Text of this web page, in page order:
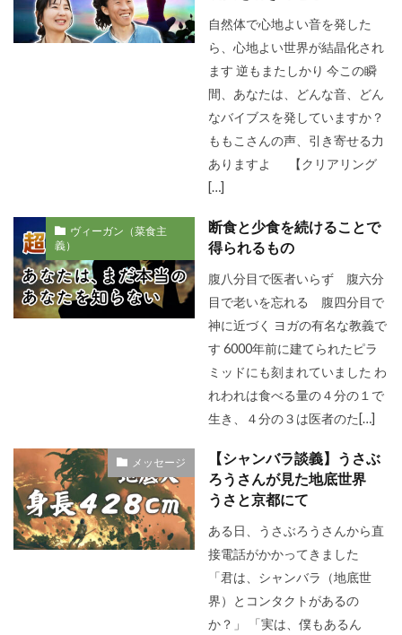
自然体で心地よい音を発した
ら、心地よい世界が結晶化され
ます 逆もまたしかり 今この瞬
間、あなたは、どんな音、どん
なバイブスを発していますか？
ももこさんの声、引き寄せる力
ありますよ 【クリアリング
[…]
ヴィーガン（菜食主
義）
断食と少食を続けることで
得られるもの
腹八分目で医者いらず 腹六分
目で老いを忘れる 腹四分目で
神に近づく ヨガの有名な教義で
す 6000年前に建てられたピラ
ミッドにも刻まれていました わ
れわれは食べる量の４分の１で
生き、４分の３は医者のた[…]
メッセージ
【シャンバラ談義】うさぶ
ろうさんが見た地底世界
うさと京都にて
ある日、うさぶろうさんから直
接電話がかかってきました
「君は、シャンバラ（地底世
界）とコンタクトがあるの
か？」 「実は、僕もあるん